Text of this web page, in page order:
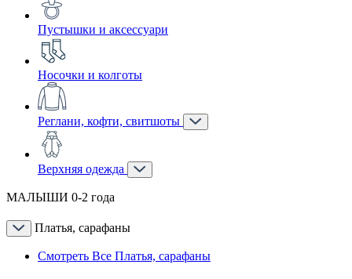
Пустышки и аксессуари
Носочки и колготы
Реглани, кофти, свитшоты
Верхняя одежда
МАЛЫШИ 0-2 года
Платья, сарафаны
Смотреть Все Платья, сарафаны